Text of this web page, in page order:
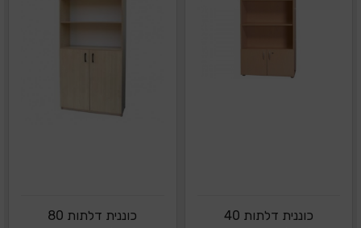
כוננית דלתות 40
כוננית דלתות 80